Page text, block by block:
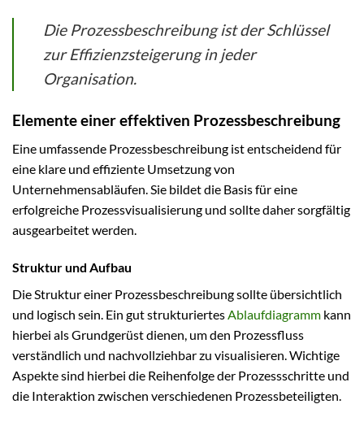
Die Prozessbeschreibung ist der Schlüssel
zur Effizienzsteigerung in jeder
Organisation.
Elemente einer effektiven Prozessbeschreibung
Eine umfassende Prozessbeschreibung ist entscheidend für
eine klare und effiziente Umsetzung von
Unternehmensabläufen. Sie bildet die Basis für eine
erfolgreiche Prozessvisualisierung und sollte daher sorgfältig
ausgearbeitet werden.
Struktur und Aufbau
Die Struktur einer Prozessbeschreibung sollte übersichtlich
und logisch sein. Ein gut strukturiertes Ablaufdiagramm kann
hierbei als Grundgerüst dienen, um den Prozessfluss
verständlich und nachvollziehbar zu visualisieren. Wichtige
Aspekte sind hierbei die Reihenfolge der Prozessschritte und
die Interaktion zwischen verschiedenen Prozessbeteiligten.